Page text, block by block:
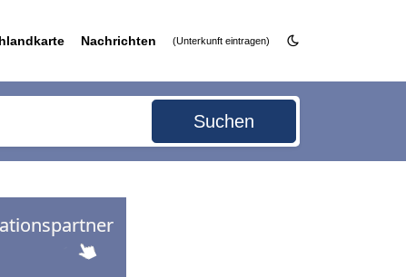
Nachrichten (Unterkunft eintragen)
Suchen